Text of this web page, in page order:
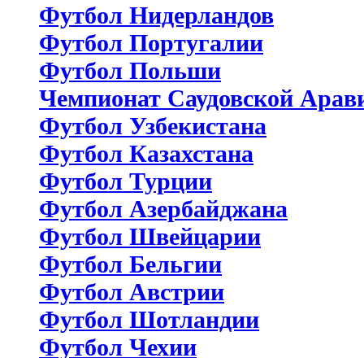
Футбол Нидерландов
Футбол Португалии
Футбол Польши
Чемпионат Саудовской
Футбол Узбекистана
Футбол Казахстана
Футбол Турции
Футбол Азербайджана
Футбол Швейцарии
Футбол Бельгии
Футбол Австрии
Футбол Шотландии
Футбол Чехии